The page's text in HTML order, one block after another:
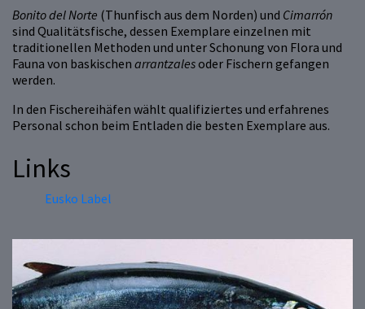
Bonito del Norte (Thunfisch aus dem Norden) und Cimarrón
sind Qualitätsfische, dessen Exemplare einzelnen mit
traditionellen Methoden und unter Schonung von Flora und
Fauna von baskischen arrantzalesoder Fischern gefangen
werden.
In den Fischereihäfen wählt qualifiziertes und erfahrenes
Personal schon beim Entladen die besten Exemplare aus.
Links
Eusko Label